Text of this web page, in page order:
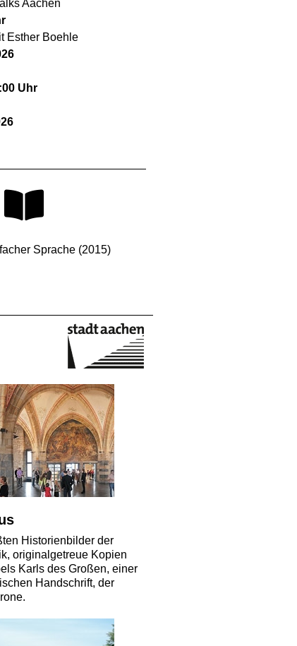
Aachen
Esther Boehle
Uhr
Sprache (2015)
Historienbilder der
originalgetreue Kopien
Karls des Großen, einer
Handschrift, der